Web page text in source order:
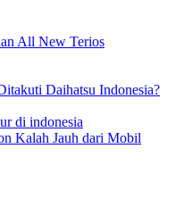
All New Terios
Daihatsu Indonesia?
Kalah Jauh dari Mobil